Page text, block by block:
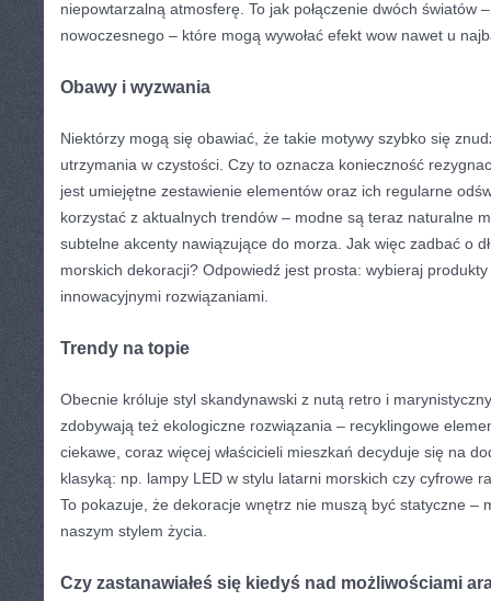
niepowtarzalną atmosferę. To jak połączenie dwóch światów
nowoczesnego – które mogą wywołać efekt wow nawet u
Obawy i wyzwania
Niektórzy mogą się obawiać, że takie motywy szybko się
utrzymania w czystości. Czy to oznacza konieczność
jest umiejętne zestawienie elementów oraz ich regularne
korzystać z aktualnych trendów – modne są teraz naturalne
subtelne akcenty nawiązujące do morza. Jak więc zadbać o
morskich dekoracji? Odpowiedź jest prosta: wybieraj produkty
innowacyjnymi rozwiązaniami.
Trendy na topie
Obecnie króluje styl skandynawski z nutą retro i
zdobywają też ekologiczne rozwiązania – recyklingowe
ciekawe, coraz więcej właścicieli mieszkań decyduje się na
klasyką: np. lampy LED w stylu latarni morskich czy cyfrowe
To pokazuje, że dekoracje wnętrz nie muszą być statyczne –
naszym stylem życia.
Czy zastanawiałeś się kiedyś nad możliwościami